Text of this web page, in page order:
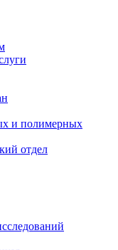
и полимерных
отдел